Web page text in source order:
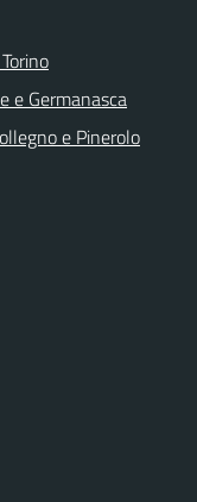
e Germanasca
e Pinerolo